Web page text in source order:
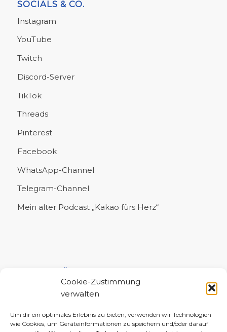
Cookie-Zustimmung
verwalten
Um dir ein optimales Erlebnis zu bieten, verwenden wir Technologien
wie Cookies, um Geräteinformationen zu speichern und/oder darauf
SOCIALS & CO.
Instagram
YouTube
Twitch
Discord-Server
TikTok
Threads
Pinterest
Facebook
WhatsApp-Channel
Telegram-Channel
Mein alter Podcast „Kakao fürs Herz“